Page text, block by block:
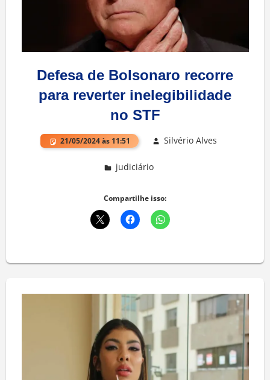
Defesa de Bolsonaro recorre
para reverter inelegibilidade
no STF
21/05/2024 às 11:51 Silvério Alves
judiciário
Compartilhe isso: